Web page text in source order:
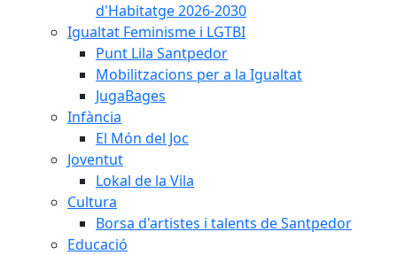
d'Habitatge 2026-2030
Igualtat Feminisme i LGTBI
Punt Lila Santpedor
Mobilitzacions per a la Igualtat
JugaBages
Infància
El Món del Joc
Joventut
Lokal de la Vila
Cultura
Borsa d'artistes i talents de Santpedor
Educació